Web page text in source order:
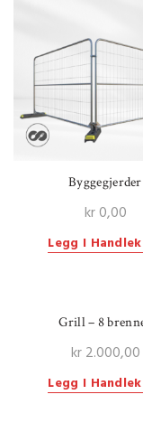
Byggegjerder
kr0,00
Legg I
Grill – 8
kr2.000,00
Legg I